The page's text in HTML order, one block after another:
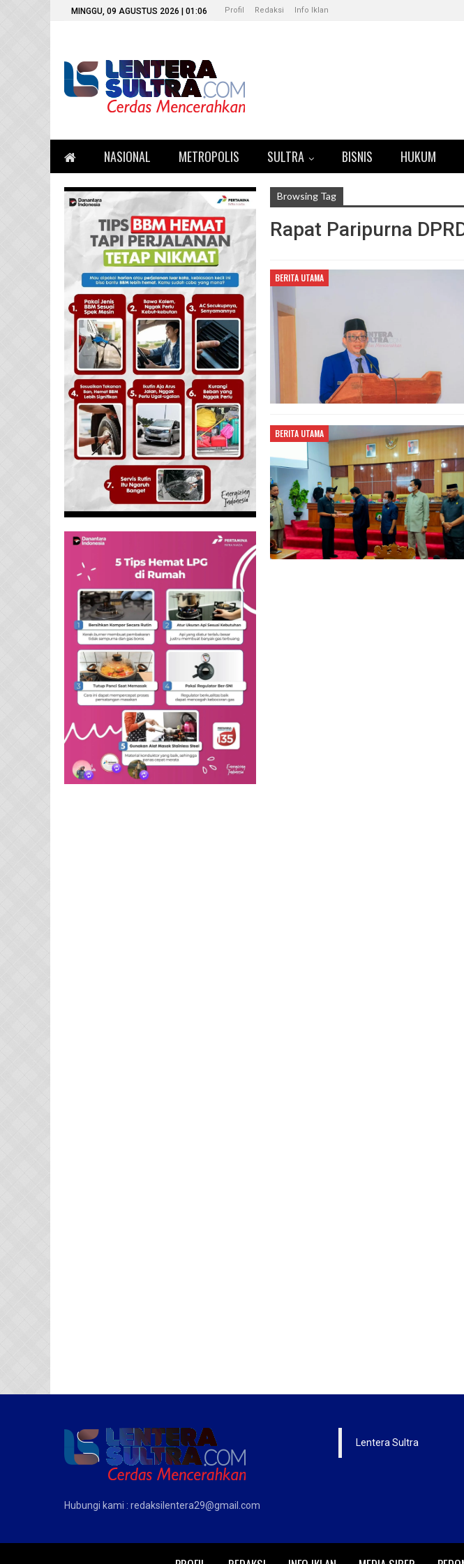
MINGGU, 09 AGUSTUS 2026 | 01:06 Profil Redaksi Info Iklan
NASIONAL METROPOLIS SULTRA BISNIS HUKUM
Browsing Tag
Rapat Paripurna
BERITA UTAMA
BERITA UTAMA
Hubungi kami : redaksilentera29@gmail.com
Lentera Sultra